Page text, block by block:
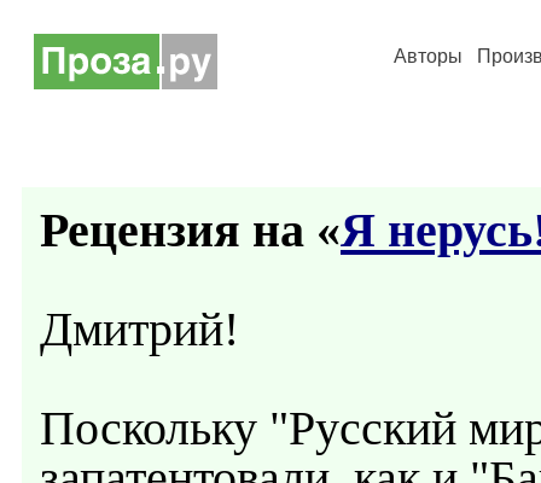
Авторы
Рецензия на «Я
Дмитрий!
Поскольку "Русский